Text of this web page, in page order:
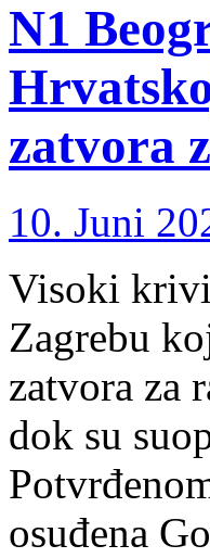
N1
zatvora
10. Juni
Visoki
Zagrebu
zatvora za
dok su
osuđena